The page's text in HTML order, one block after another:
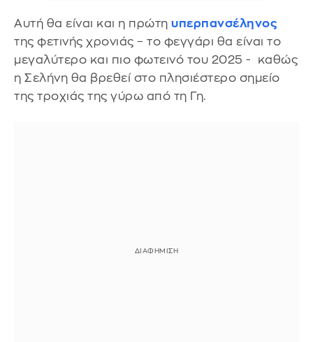
Αυτή θα είναι και η πρώτη υπερπανσέληνος
της φετινής χρονιάς – το φεγγάρι θα είναι το
μεγαλύτερο και πιο φωτεινό του 2025 - καθώς
η Σελήνη θα βρεθεί στο πλησιέστερο σημείο
της τροχιάς της γύρω από τη Γη.